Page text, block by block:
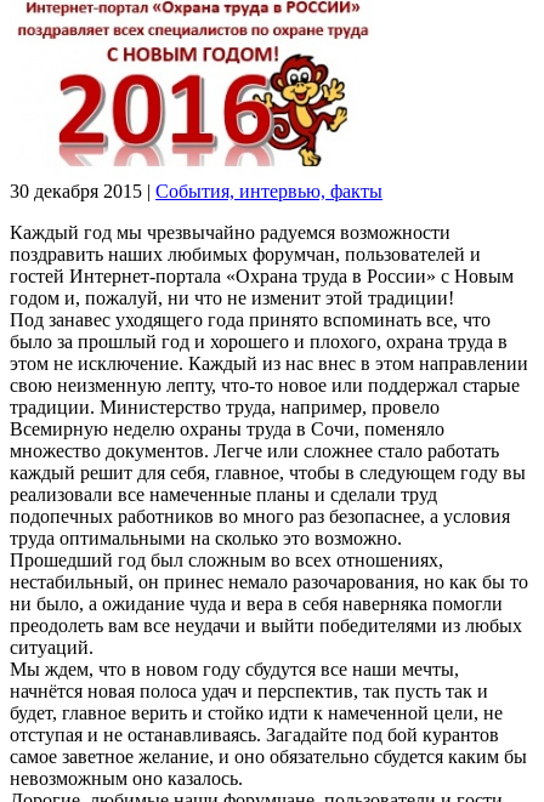
30 декабря 2015 | События, интервью, факты
Каждый год мы чрезвычайно радуемся возможности
поздравить наших любимых форумчан, пользователей и
гостей Интернет-портала «Охрана труда в России» с Новым
годом и, пожалуй, ни что не изменит этой традиции!
Под занавес уходящего года принято вспоминать все, что
было за прошлый год и хорошего и плохого, охрана труда в
этом не исключение. Каждый из нас внес в этом направлении
свою неизменную лепту, что-то новое или поддержал старые
традиции. Министерство труда, например, провело
Всемирную неделю охраны труда в Сочи, поменяло
множество документов. Легче или сложнее стало работать
каждый решит для себя, главное, чтобы в следующем году вы
реализовали все намеченные планы и сделали труд
подопечных работников во много раз безопаснее, а условия
труда оптимальными на сколько это возможно.
Прошедший год был сложным во всех отношениях,
нестабильный, он принес немало разочарования, но как бы то
ни было, а ожидание чуда и вера в себя наверняка помогли
преодолеть вам все неудачи и выйти победителями из любых
ситуаций.
Мы ждем, что в новом году сбудутся все наши мечты,
начнётся новая полоса удач и перспектив, так пусть так и
будет, главное верить и стойко идти к намеченной цели, не
отступая и не останавливаясь. Загадайте под бой курантов
самое заветное желание, и оно обязательно сбудется каким бы
невозможным оно казалось.